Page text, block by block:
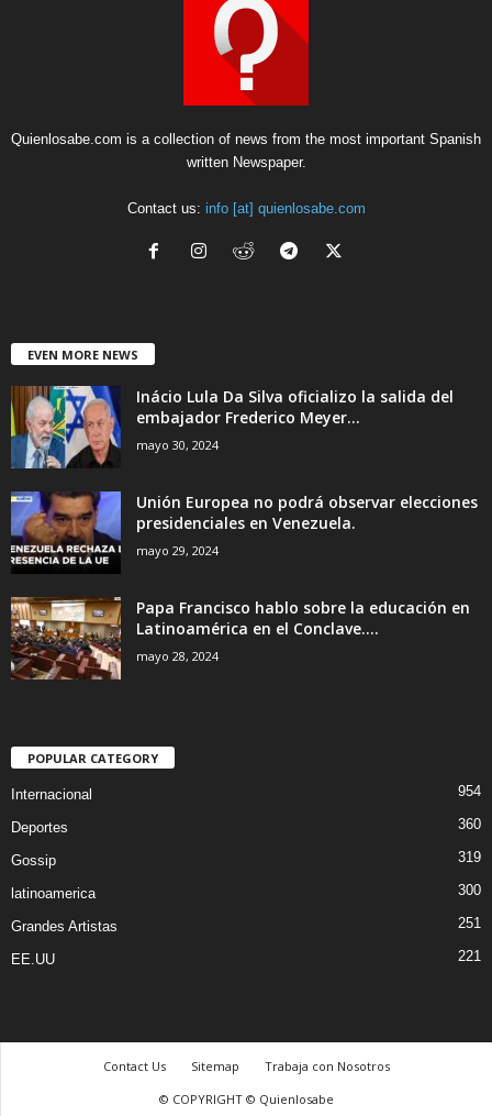
Quienlosabe.com is a collection of news from the most important Spanish
written Newspaper.
Contact us: info [at] quienlosabe.com
EVEN MORE NEWS
Inácio Lula Da Silva oficializo la salida del
embajador Frederico Meyer...
mayo 30, 2024
Unión Europea no podrá observar elecciones
presidenciales en Venezuela.
mayo 29, 2024
Papa Francisco hablo sobre la educación en
Latinoamérica en el Conclave....
mayo 28, 2024
POPULAR CATEGORY
Internacional 954
Deportes 360
Gossip 319
latinoamerica 300
Grandes Artistas 251
EE.UU 221
Contact Us Sitemap
Trabaja con Nosotros
© COPYRIGHT © Quienlosabe